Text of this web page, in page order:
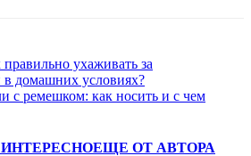
ухаживать за
домашних условиях?
с ремешком: как носить и с чем
ЕЩЕ ОТ АВТОРА